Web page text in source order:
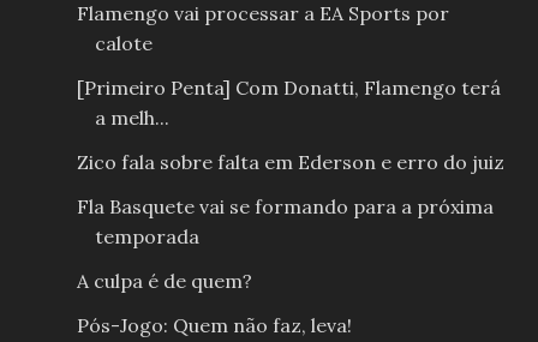
Flamengo vai processar a EA Sports por
calote
[Primeiro Penta] Com Donatti, Flamengo terá
a melh...
Zico fala sobre falta em Ederson e erro do juiz
Fla Basquete vai se formando para a próxima
temporada
A culpa é de quem?
Pós-Jogo: Quem não faz, leva!